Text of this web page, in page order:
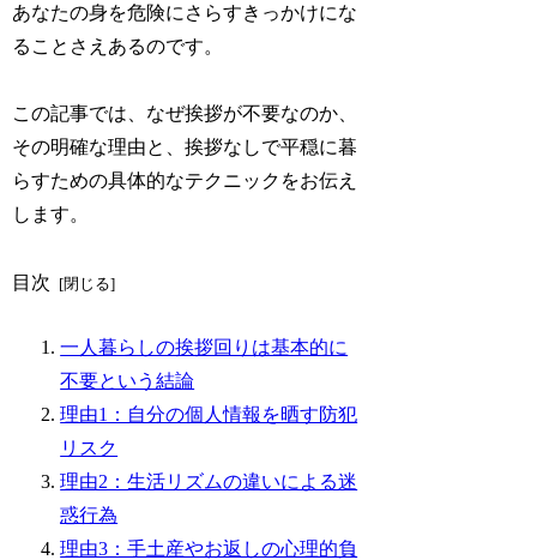
あなたの身を危険にさらすきっかけにな
ることさえあるのです。
この記事では、なぜ挨拶が不要なのか、
その明確な理由と、挨拶なしで平穏に暮
らすための具体的なテクニックをお伝え
します。
目次
一人暮らしの挨拶回りは基本的に
不要という結論
理由1：自分の個人情報を晒す防犯
リスク
理由2：生活リズムの違いによる迷
惑行為
理由3：手土産やお返しの心理的負